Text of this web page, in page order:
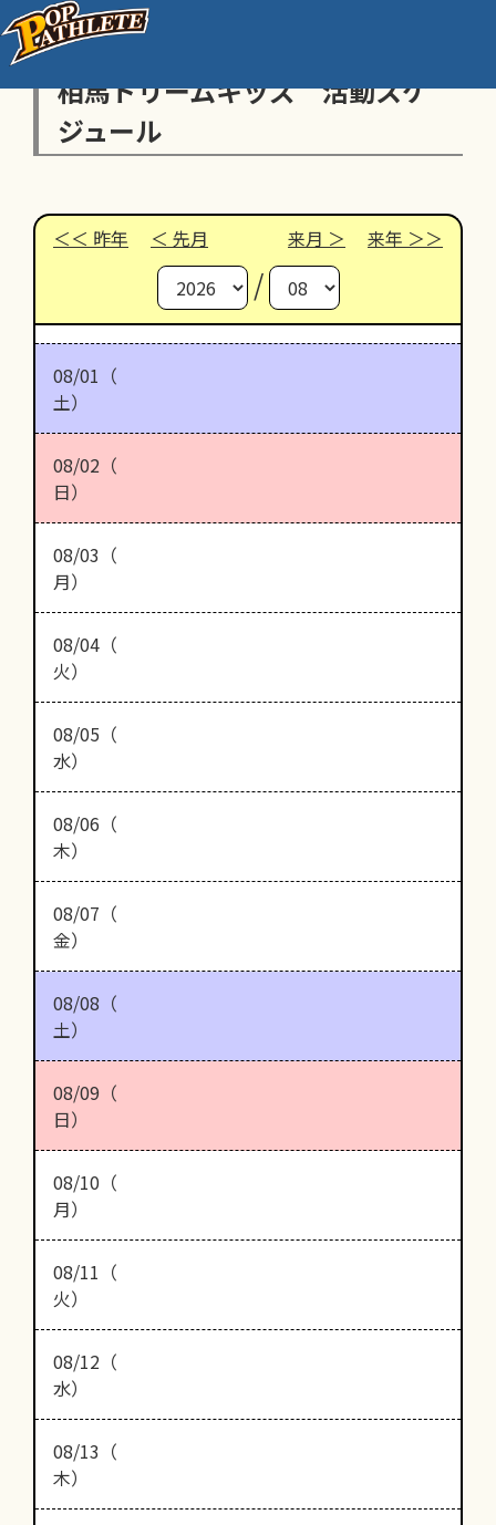
相馬ドリームキッズ 活動スケ
ジュール
昨年 先月 来月 来年
/
08/01（
土）
08/02（
日）
08/03（
月）
08/04（
火）
08/05（
水）
08/06（
木）
08/07（
金）
08/08（
土）
08/09（
日）
08/10（
月）
08/11（
火）
08/12（
水）
08/13（
木）